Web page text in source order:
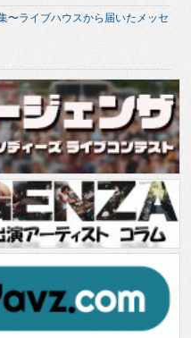
〜ライブハウスから届いたメッセ